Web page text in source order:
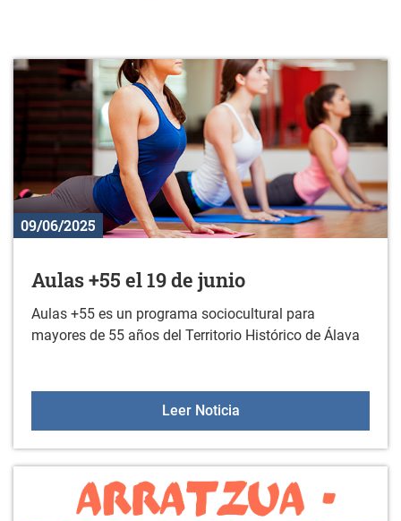
09/06/2025
Aulas +55 el 19 de junio
Aulas +55 es un programa sociocultural para
mayores de 55 años del Territorio Histórico de Álava
Leer NoticiaAulas +55 el 19 de junio